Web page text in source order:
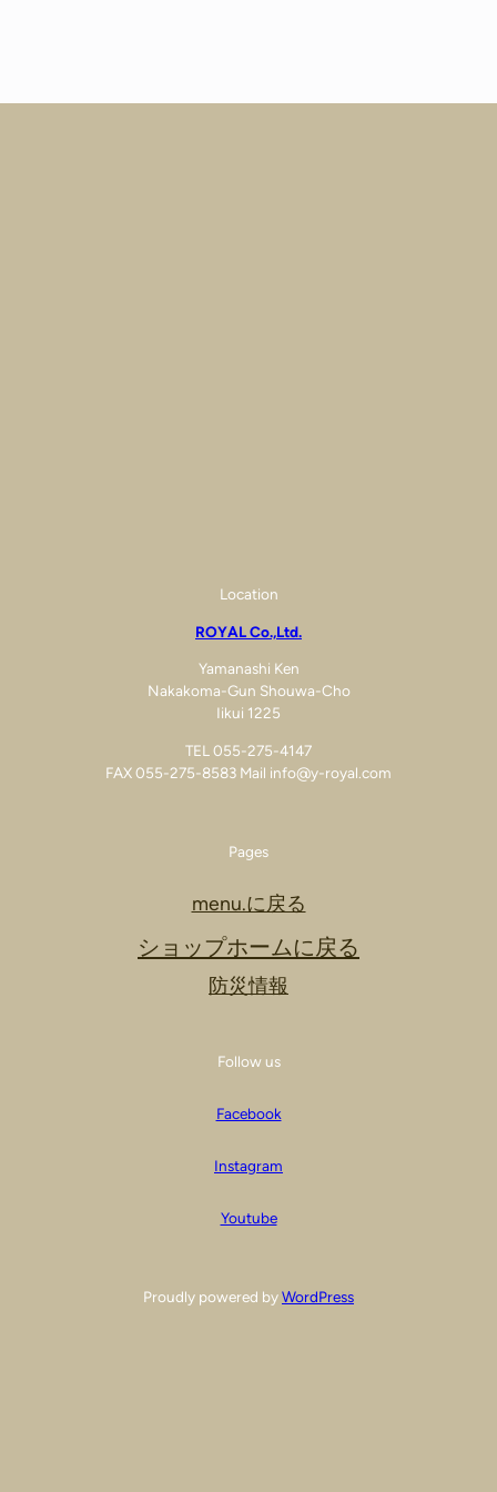
Location
ROYAL Co.,Ltd.
Yamanashi Ken
Nakakoma-Gun Shouwa-Cho
Iikui 1225
TEL 055-275-4147
FAX 055-275-8583 Mail info@y-royal.com
Pages
menu.に戻る
ショップホームに戻る
防災情報
Follow us
Facebook
Instagram
Youtube
Proudly powered byWordPress